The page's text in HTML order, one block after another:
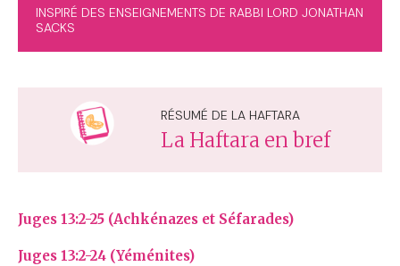
INSPIRÉ DES ENSEIGNEMENTS DE RABBI LORD JONATHAN
SACKS
RÉSUMÉ DE LA HAFTARA
La Haftara en bref
Juges 13:2-25 (Achkénazes et Séfarades)
Juges 13:2-24 (Yéménites)